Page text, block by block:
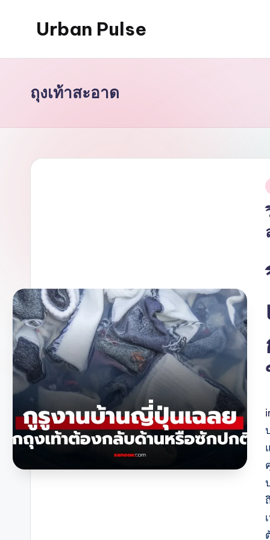
Urban Pulse
ถุงเท้าสะอาด